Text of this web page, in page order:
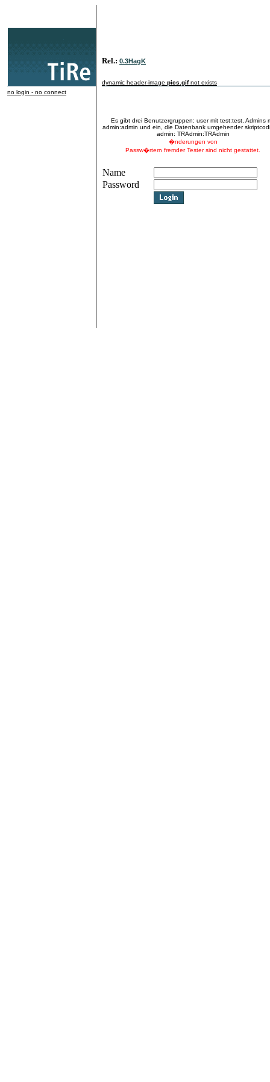
Rel.: 0.3HagK
dynamic header-image pics.gifnot exists
no login - no connect
Es gibt drei Benutzergruppen: user mit test:test, Admins
admin:admin und ein, die Datenbank umgehender
admin: TRAdmin:TRAdmin
�nderungen von
Passw�rtern fremder Tester sind nicht gestattet.
Name
Password